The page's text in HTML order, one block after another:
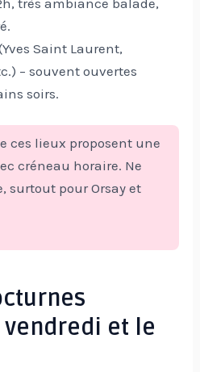
Saint Laurent,
– souvent ouvertes
soirs.
ces lieux proposent une
créneau horaire. Ne
surtout pour Orsay et
et le